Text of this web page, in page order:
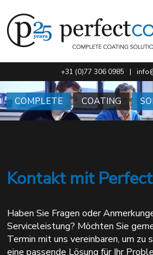
+31 (0)77 306 0985 |
COMPLETE COATING
Kontakt mit
Haben Sie Fragen oder
Serviceleistung? Möchten Sie
Termin mit uns vereinbaren, um zu
eine passende Lösung für Ihr